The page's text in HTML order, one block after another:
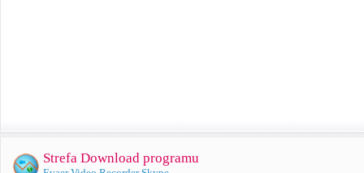
Strefa Download programu